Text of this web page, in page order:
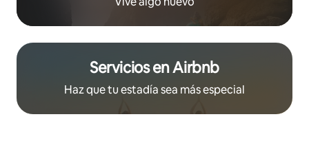
Servicios en Airbnb
Haz que tu estadía sea más especial